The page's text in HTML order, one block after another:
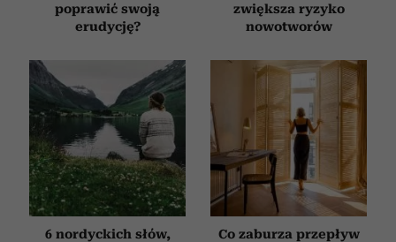
poprawić swoją
erudycję?
zwiększa ryzyko
nowotworów
6 nordyckich słów,
Co zaburza przepływ